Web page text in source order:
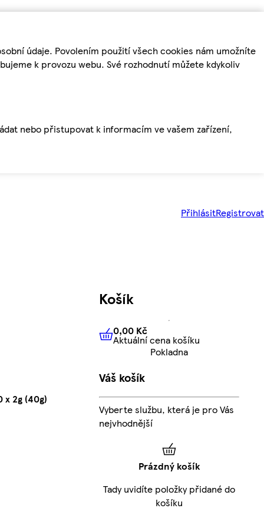
údaje. Povolením použití všech cookies nám umožníte
k provozu webu. Své rozhodnutí můžete kdykoliv
nebo přistupovat k informacím ve vašem zařízení,
PřihlásitRegistrovat
2g (40g)
Košík
0,00 KčAktuální cena košíku
0,00 Kč
Aktuální cena košíku
Pokladna
Váš košík
Vyberte službu, která je pro Vás
nejvhodnější
Prázdný košík
Tady uvidíte položky přidané do
košíku